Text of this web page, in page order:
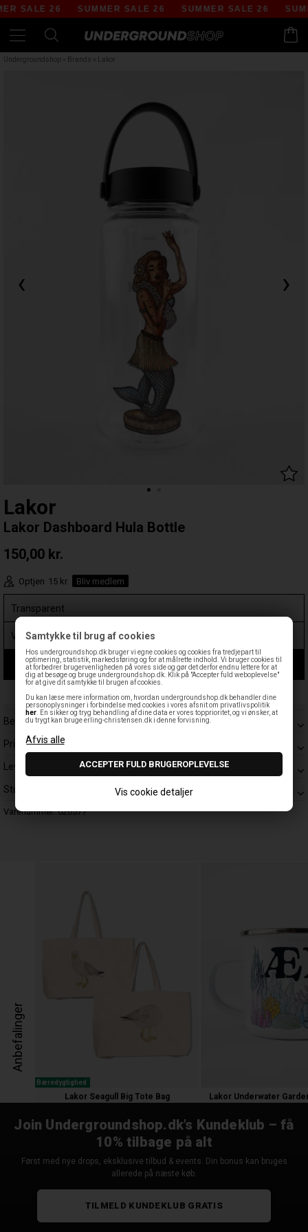
Samtykke til brug af cookies
Hos undergroundshop.dk bruger vi egne cookies og cookies fra tredjepart til
optimering, statistik, markedsføring og for at målrette indhold. Vi bruger cookies til
at forbedrer brugervenligheden på vores side og gør det derfor endnu lettere for at
dig at besøge og bruge undergroundshop.dk. Klik på "Accepter fuld weboplevelse"
for at give dit samtykke til brugen af cookies.
Du kan læse mere information om, hvordan undergroundshop.dk behandler dine
personoplysninger i forbindelse med cookies i vores afsnit om privatlivspolitik
her . En sikker og tryg behandling af dine data er vores topprioritet, og vi ønsker, at
du trygt kan bruge erling-christensen.dk i denne forvisning.
Vis cookie detaljer
SALE 26 SUMMER SALE 26 SUMMER SALE 26
Undergroundshop Brands Lakor
‹ ›
Lakor
Lakor Dashboard Hula Bottle
150,00 kr.
Optjen 15 kr. Bliv medlem
LÆG I KURV
Leveringstid: 1-3 hverdage
Beskrivelse
Prisgaranti
Levering
Størrelsesguide
Varenummer:026577
Anbefalinger
Bæredygtighed
Lakor Seagull Big Tote Bag Lakor Underwater
Join Undergroundshop.dk’s Kundeklub – få
10% tilbage på alt
Først med nye drops, eksklusive tilbud & events. Din bonus kan bruges
allerede på næste køb.
TILMELD KUNDEKLUB GRATIS